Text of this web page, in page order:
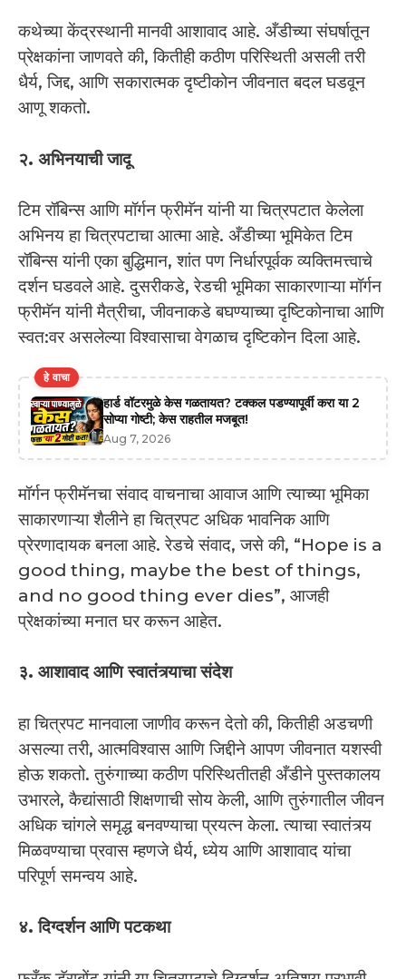
कथेच्या केंद्रस्थानी मानवी आशावाद आहे. अँडीच्या संघर्षातून
प्रेक्षकांना जाणवते की, कितीही कठीण परिस्थिती असली तरी
धैर्य, जिद्द, आणि सकारात्मक दृष्टीकोन जीवनात बदल घडवून
आणू शकतो.
२. अभिनयाची जादू
टिम रॉबिन्स आणि मॉर्गन फ्रीमॅन यांनी या चित्रपटात केलेला
अभिनय हा चित्रपटाचा आत्मा आहे. अँडीच्या भूमिकेत टिम
रॉबिन्स यांनी एका बुद्धिमान, शांत पण निर्धारपूर्वक व्यक्तिमत्त्वाचे
दर्शन घडवले आहे. दुसरीकडे, रेडची भूमिका साकारणाऱ्या मॉर्गन
फ्रीमॅन यांनी मैत्रीचा, जीवनाकडे बघण्याच्या दृष्टिकोनाचा आणि
स्वत:वर असलेल्या विश्वासाचा वेगळाच दृष्टिकोन दिला आहे.
हे वाचा
हार्ड वॉटरमुळे केस गळतायत? टक्कल पडण्यापूर्वी करा या 2
सोप्या गोष्टी; केस राहतील मजबूत!
Aug 7, 2026
मॉर्गन फ्रीमॅनचा संवाद वाचनाचा आवाज आणि त्याच्या भूमिका
साकारणाऱ्या शैलीने हा चित्रपट अधिक भावनिक आणि
प्रेरणादायक बनला आहे. रेडचे संवाद, जसे की, “Hope is a
good thing, maybe the best of things,
and no good thing ever dies”, आजही
प्रेक्षकांच्या मनात घर करून आहेत.
३. आशावाद आणि स्वातंत्र्याचा संदेश
हा चित्रपट मानवाला जाणीव करून देतो की, कितीही अडचणी
असल्या तरी, आत्मविश्वास आणि जिद्दीने आपण जीवनात यशस्वी
होऊ शकतो. तुरुंगाच्या कठीण परिस्थितीतही अँडीने पुस्तकालय
उभारले, कैद्यांसाठी शिक्षणाची सोय केली, आणि तुरुंगातील जीवन
अधिक चांगले समृद्ध बनवण्याचा प्रयत्न केला. त्याचा स्वातंत्र्य
मिळवण्याचा प्रवास म्हणजे धैर्य, ध्येय आणि आशावाद यांचा
परिपूर्ण समन्वय आहे.
४. दिग्दर्शन आणि पटकथा